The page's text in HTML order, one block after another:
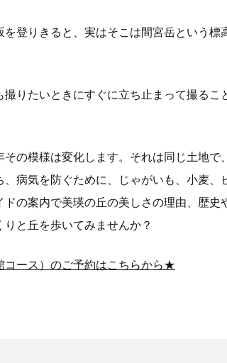
登りきると、実はそこは間宮岳という標
りたいときにすぐに立ち止まって撮るこ
の模様は変化します。それは同じ土地で
病気を防ぐために、じゃがいも、小麦、
の案内で美瑛の丘の美しさの理由、歴
と丘を歩いてみませんか？
コース）のご予約はこちらから★